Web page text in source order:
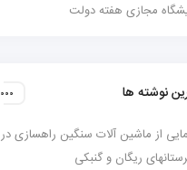
مجازی هفته دولت
نوشته ها
از ماشین آلات سنگین راهسازی در
ریگان و گنبکی